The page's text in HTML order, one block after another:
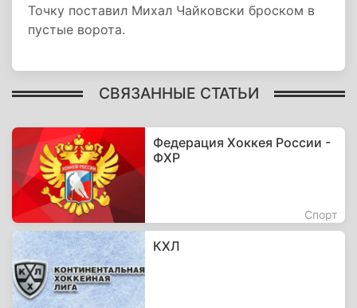
Точку поставил Михал Чайковски броском в
пустые ворота.
СВЯЗАННЫЕ СТАТЬИ
Федерация Хоккея России -
ФХР
Спорт
КХЛ